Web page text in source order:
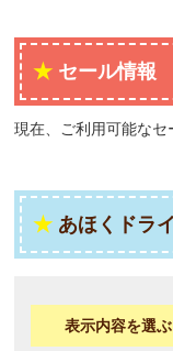
セール情報
現在、ご利用可能なセ
あほくドラ
表示内容を選ぶ